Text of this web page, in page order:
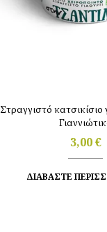
Στραγγιστό κατσικίσιο
3,00€
ΔΙΑΒΑΣΤΕ